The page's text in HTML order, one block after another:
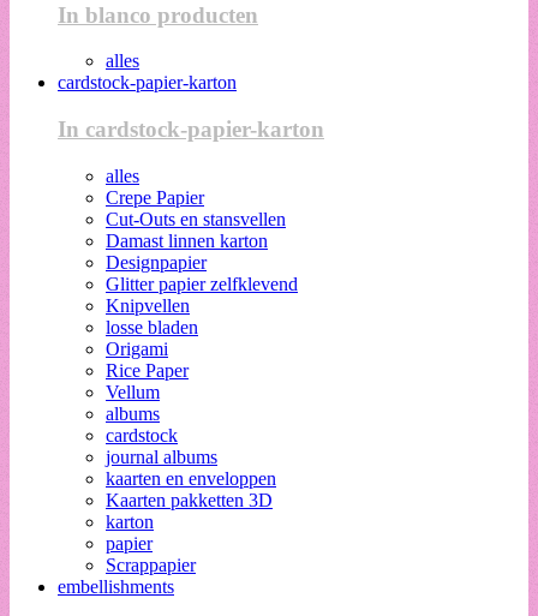
In blanco producten
alles
cardstock-papier-karton
In cardstock-papier-karton
alles
Crepe Papier
Cut-Outs en stansvellen
Damast linnen karton
Designpapier
Glitter papier zelfklevend
Knipvellen
losse bladen
Origami
Rice Paper
Vellum
albums
cardstock
journal albums
kaarten en enveloppen
Kaarten pakketten 3D
karton
papier
Scrappapier
embellishments